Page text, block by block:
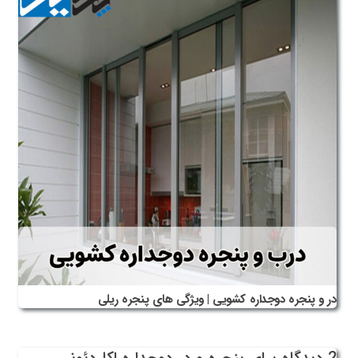
در و پنجره دوجداره کشویی | ویژگی های پنجره ریلی